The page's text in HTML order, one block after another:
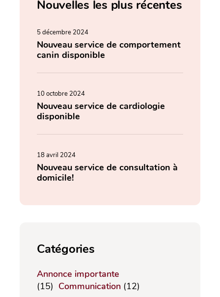
Nouvelles les plus récentes
5 décembre 2024
Nouveau service de comportement
canin disponible
10 octobre 2024
Nouveau service de cardiologie
disponible
18 avril 2024
Nouveau service de consultation à
domicile!
Catégories
Annonce importante
(15) Communication (12)